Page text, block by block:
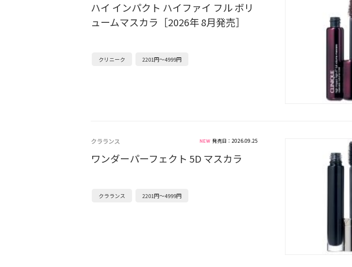
ハイ インパクト ハイファイ フル ボリ
ュームマスカラ［2026年 8月発売］
クリニーク 2201円～4999円
クラランス 発売日：2026.09.25
ワンダーパーフェクト 5D マスカラ
クラランス 2201円～4999円